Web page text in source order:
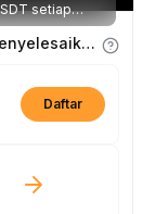
setiap
Dapatkan Poin Pengalaman dengan Menyelesaikan Tugas
Daftar